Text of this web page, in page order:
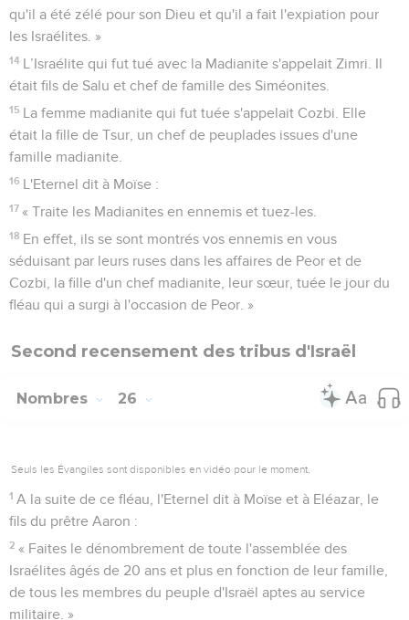
qu'il a été zélé pour son Dieu et qu'il a fait l'expiation pour
les Israélites. »
14 L’Israélite qui fut tué avec la Madianite s'appelait Zimri. Il
était fils de Salu et chef de famille des Siméonites.
15 La femme madianite qui fut tuée s'appelait Cozbi. Elle
était la fille de Tsur, un chef de peuplades issues d'une
famille madianite.
16 L'Eternel dit à Moïse :
17 « Traite les Madianites en ennemis et tuez-les.
18 En effet, ils se sont montrés vos ennemis en vous
séduisant par leurs ruses dans les affaires de Peor et de
Cozbi, la fille d'un chef madianite, leur sœur, tuée le jour du
fléau qui a surgi à l'occasion de Peor. »
Second recensement des tribus d'Israël
Nombres 26
Seuls les Évangiles sont disponibles en vidéo pour le moment.
1 A la suite de ce fléau, l'Eternel dit à Moïse et à Eléazar, le
fils du prêtre Aaron :
2 « Faites le dénombrement de toute l'assemblée des
Israélites âgés de 20 ans et plus en fonction de leur famille,
de tous les membres du peuple d'Israël aptes au service
militaire. »